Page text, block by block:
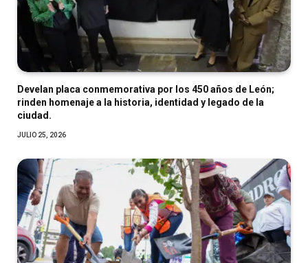
Develan placa conmemorativa por los 450 años de León;
rinden homenaje a la historia, identidad y legado de la
ciudad.
JULIO 25, 2026